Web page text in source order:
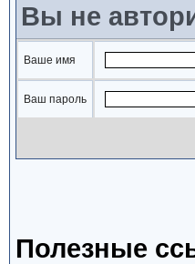
Вы не
Ваше имя
Ваш пароль
Полезные